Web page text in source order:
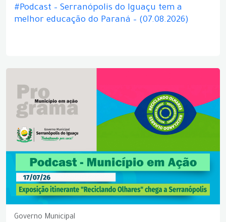
#Podcast – Serranópolis do Iguaçu tem a
melhor educação do Paraná – (07.08.2026)
Governo Municipal